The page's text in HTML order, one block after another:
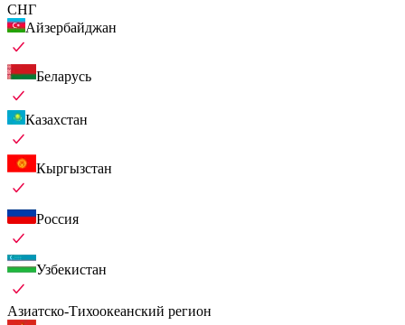
СНГ
Айзербайджан
Беларусь
Казахстан
Кыргызстан
Россия
Узбекистан
Азиатско-Тихоокеанский регион